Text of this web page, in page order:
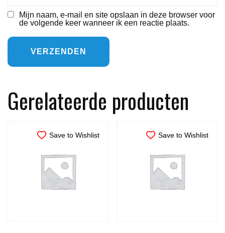
Mijn naam, e-mail en site opslaan in deze browser voor
de volgende keer wanneer ik een reactie plaats.
Gerelateerde producten
Save to Wishlist Save to Wishlist